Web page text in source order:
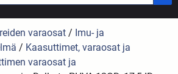
varaosat / Imu- ja
/ Kaasuttimet, varaosat ja
varaosat ja